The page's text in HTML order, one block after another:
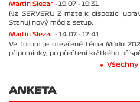
Martin Slezar - 19.07 - 19:31
Na SERVERU 2 máte k dispozici
Stahuj nový mód a setup.
Martin Slezar - 14.07 - 17:41
Ve forum je otevřené téma Módu
připomínky, po přečtení krátkého
Všechny
ANKETA